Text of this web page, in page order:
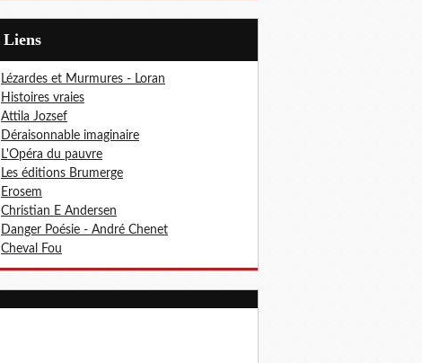
Liens
Lézardes et Murmures - Loran
Histoires vraies
Attila Jozsef
Déraisonnable imaginaire
L'Opéra du pauvre
Les éditions Brumerge
Erosem
Christian E Andersen
Danger Poésie - André Chenet
Cheval Fou